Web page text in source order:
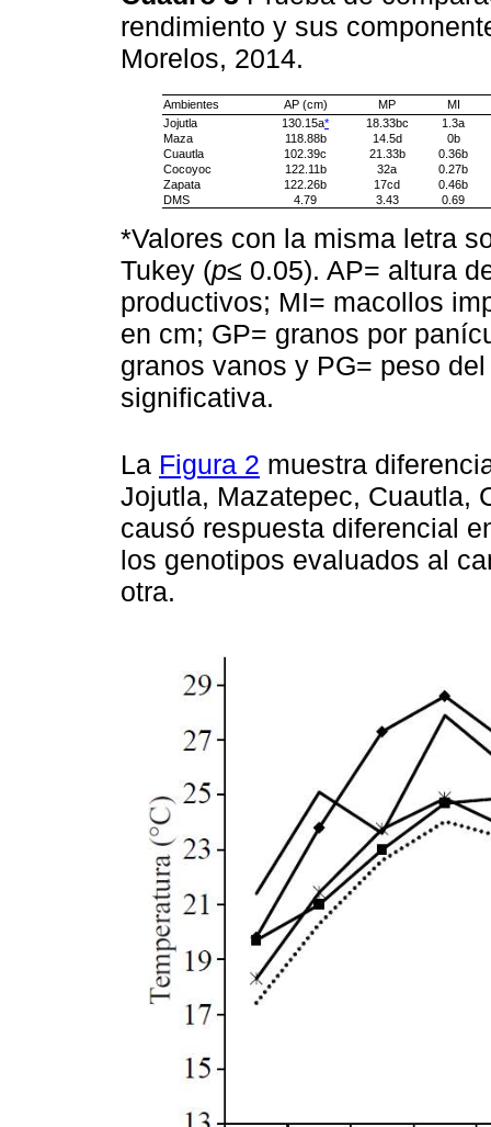
rendimiento y sus
Morelos, 2014.
Ambientes AP (cm) MP
MI
Jojutla
130.15a* 18.33bc
1.3a
Maza
118.88b 14.5d
0b
Cuautla
102.39c 21.33b
0.36b
Cocoyoc
122.11b 32a
0.27b
Zapata
122.26b 17cd
0.46b
DMS
4.79 3.43 0.69
*Valores con la misma letra
Tukey (p≤ 0.05). AP= altura
productivos; MI= macollos
en cm; GP= granos por
granos vanos y PG= peso
significativa.
La Figura 2 muestra
Jojutla, Mazatepec, Cuautla,
causó respuesta diferencial
los genotipos evaluados al
otra.